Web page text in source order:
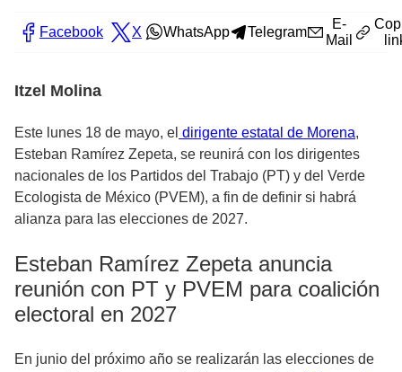
Facebook X WhatsApp Telegram
E-
Mail
Itzel Molina
Este lunes 18 de mayo, el dirigente estatal de Morena,
Esteban Ramírez Zepeta, se reunirá con los dirigentes
nacionales de los Partidos del Trabajo (PT) y del Verde
Ecologista de México (PVEM), a fin de definir si habrá
alianza para las elecciones de 2027.
Esteban Ramírez Zepeta anuncia
reunión con PT y PVEM para coalición
electoral en 2027
En junio del próximo año se realizarán las elecciones de